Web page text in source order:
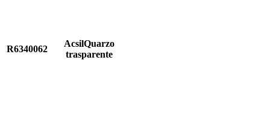
R6340062
AcsilQuarzo
trasparente